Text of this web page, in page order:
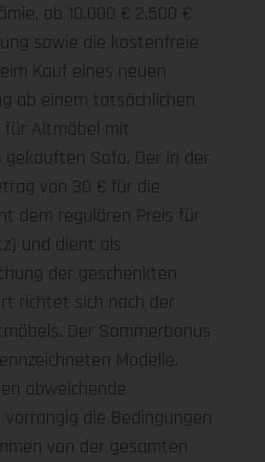
ab 10.000 € 2.500 €
sowie die kostenfreie
Kauf eines neuen
ab einem tatsächlichen
für Altmöbel mit
Sofa. Der in der
von 30 € für die
dem regulären Preis für
und dient als
der geschenkten
richtet sich nach der
Der Sommerbonus
Modelle.
abweichende
die Bedingungen
von der gesamten